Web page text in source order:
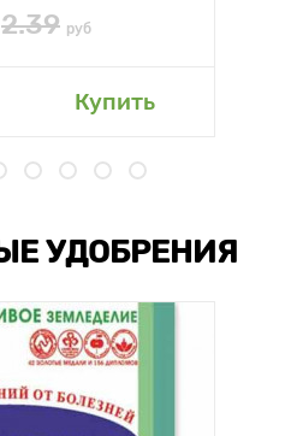
2.39 руб
Купить
УДОБРЕНИЯ